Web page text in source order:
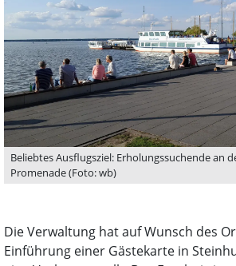
Beliebtes Ausflugsziel: Erholungssuchende an
Promenade (Foto: wb)
Die Verwaltung hat auf Wunsch des
Einführung einer Gästekarte in